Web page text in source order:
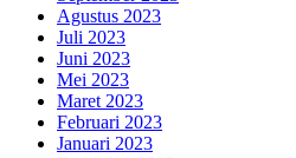
Agustus 2023
Juli 2023
Juni 2023
Mei 2023
Maret 2023
Februari 2023
Januari 2023